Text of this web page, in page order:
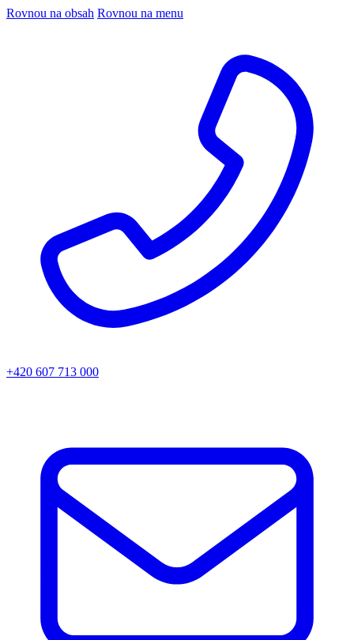
Rovnou na obsah Rovnou na menu
+420 607 713 000